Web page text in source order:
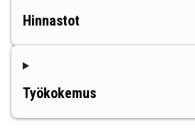
Hinnastot
Työkokemus